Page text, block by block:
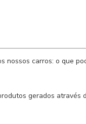
nossos carros: o que
gerados